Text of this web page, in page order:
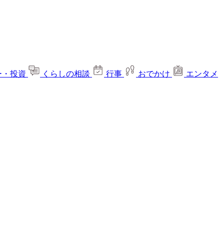
投資 くらしの相談 行事 おでかけ エンタメ